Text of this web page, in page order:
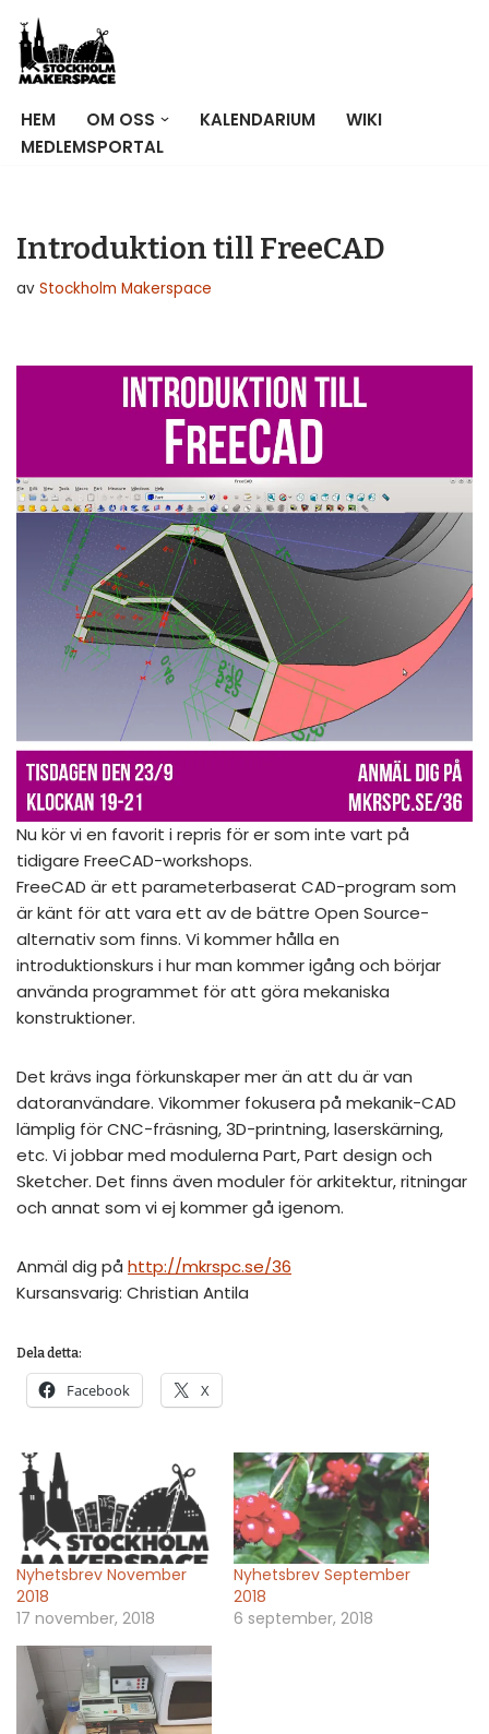
Hoppa
till
innehåll
HEM OM OSS KALENDARIUM
WIKI
MEDLEMSPORTAL
Introduktion till FreeCAD
av Stockholm Makerspace
Nu kör vi en favorit i repris för er som inte vart på
tidigare FreeCAD-workshops.
FreeCAD är ett parameterbaserat CAD-program som
är känt för att vara ett av de bättre Open Source-
alternativ som finns. Vi kommer hålla en
introduktionskurs i hur man kommer igång och börjar
använda programmet för att göra mekaniska
konstruktioner.
Det krävs inga förkunskaper mer än att du är van
datoranvändare. Vikommer fokusera på mekanik-CAD
lämplig för CNC-fräsning, 3D-printning, laserskärning,
etc. Vi jobbar med modulerna Part, Part design och
Sketcher. Det finns även moduler för arkitektur, ritningar
och annat som vi ej kommer gå igenom.
Anmäl dig på http://mkrspc.se/36
Kursansvarig: Christian Antila
Dela detta:
Facebook X
Nyhetsbrev November
2018
17 november, 2018
Nyhetsbrev September
2018
6 september, 2018